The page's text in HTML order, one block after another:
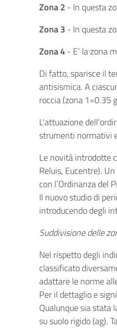
Zona 2 - In questa
Zona 3 - In questa
Zona 4- E’ la zona
Di fatto, sparisce il
antisismica. A
roccia (zona 1=0.35
L'attuazione
strumenti normativi
Le novità introdotte
Reluis, Eucentre).
con l’Ordinanza del
Il nuovo studio di
introducendo degli
Suddivisione delle
Nel rispetto degli
classificato
adattare le norme
Per il dettaglio e
Qualunque sia stata
su suolo rigido (ag).